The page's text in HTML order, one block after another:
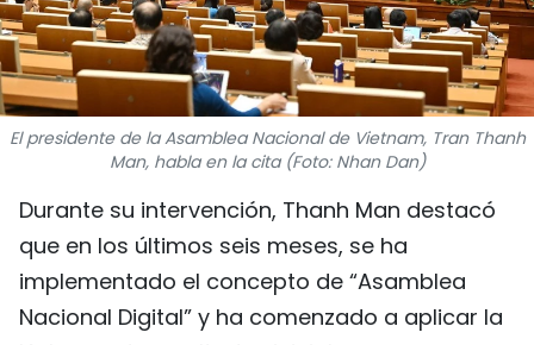
¿QUIÉNES SOMOS?
TIẾNG VIỆT
ENGLISH
FRANÇAIS
El presidente de la Asamblea Nacional de Vietnam, Tran Thanh
Man, habla en la cita (Foto: Nhan Dan)
Durante su intervención, Thanh Man destacó
que en los últimos seis meses, se ha
implementado el concepto de “Asamblea
Nacional Digital” y ha comenzado a aplicar la